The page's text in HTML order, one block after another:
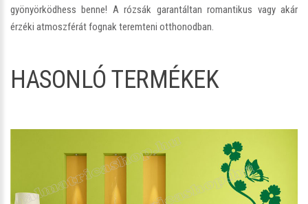
gyönyörködhess benne! A rózsák garantáltan romantikus vagy akár
érzéki atmoszférát fognak teremteni otthonodban.
HASONLÓ TERMÉKEK